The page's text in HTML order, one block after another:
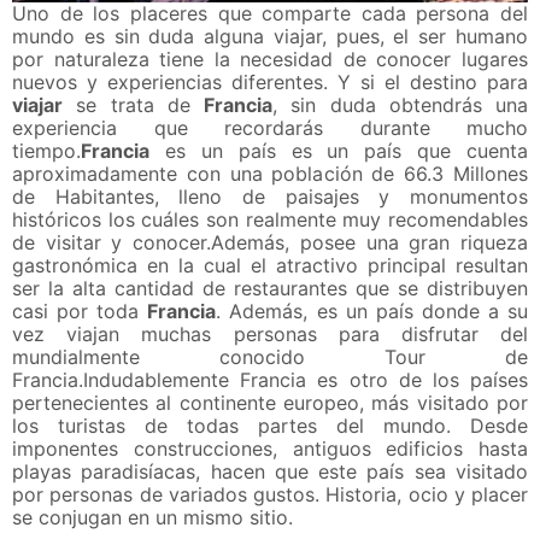
Uno de los placeres que comparte cada persona del
mundo es sin duda alguna viajar, pues, el ser humano
por naturaleza tiene la necesidad de conocer lugares
nuevos y experiencias diferentes. Y si el destino para
viajar se trata de Francia, sin duda obtendrás una
experiencia que recordarás durante mucho
tiempo.Francia es un país es un país que cuenta
aproximadamente con una población de 66.3 Millones
de Habitantes, lleno de paisajes y monumentos
históricos los cuáles son realmente muy recomendables
de visitar y conocer.Además, posee una gran riqueza
gastronómica en la cual el atractivo principal resultan
ser la alta cantidad de restaurantes que se distribuyen
casi por toda Francia. Además, es un país donde a su
vez viajan muchas personas para disfrutar del
mundialmente conocido Tour de
Francia.Indudablemente Francia es otro de los países
pertenecientes al continente europeo, más visitado por
los turistas de todas partes del mundo. Desde
imponentes construcciones, antiguos edificios hasta
playas paradisíacas, hacen que este país sea visitado
por personas de variados gustos. Historia, ocio y placer
se conjugan en un mismo sitio.